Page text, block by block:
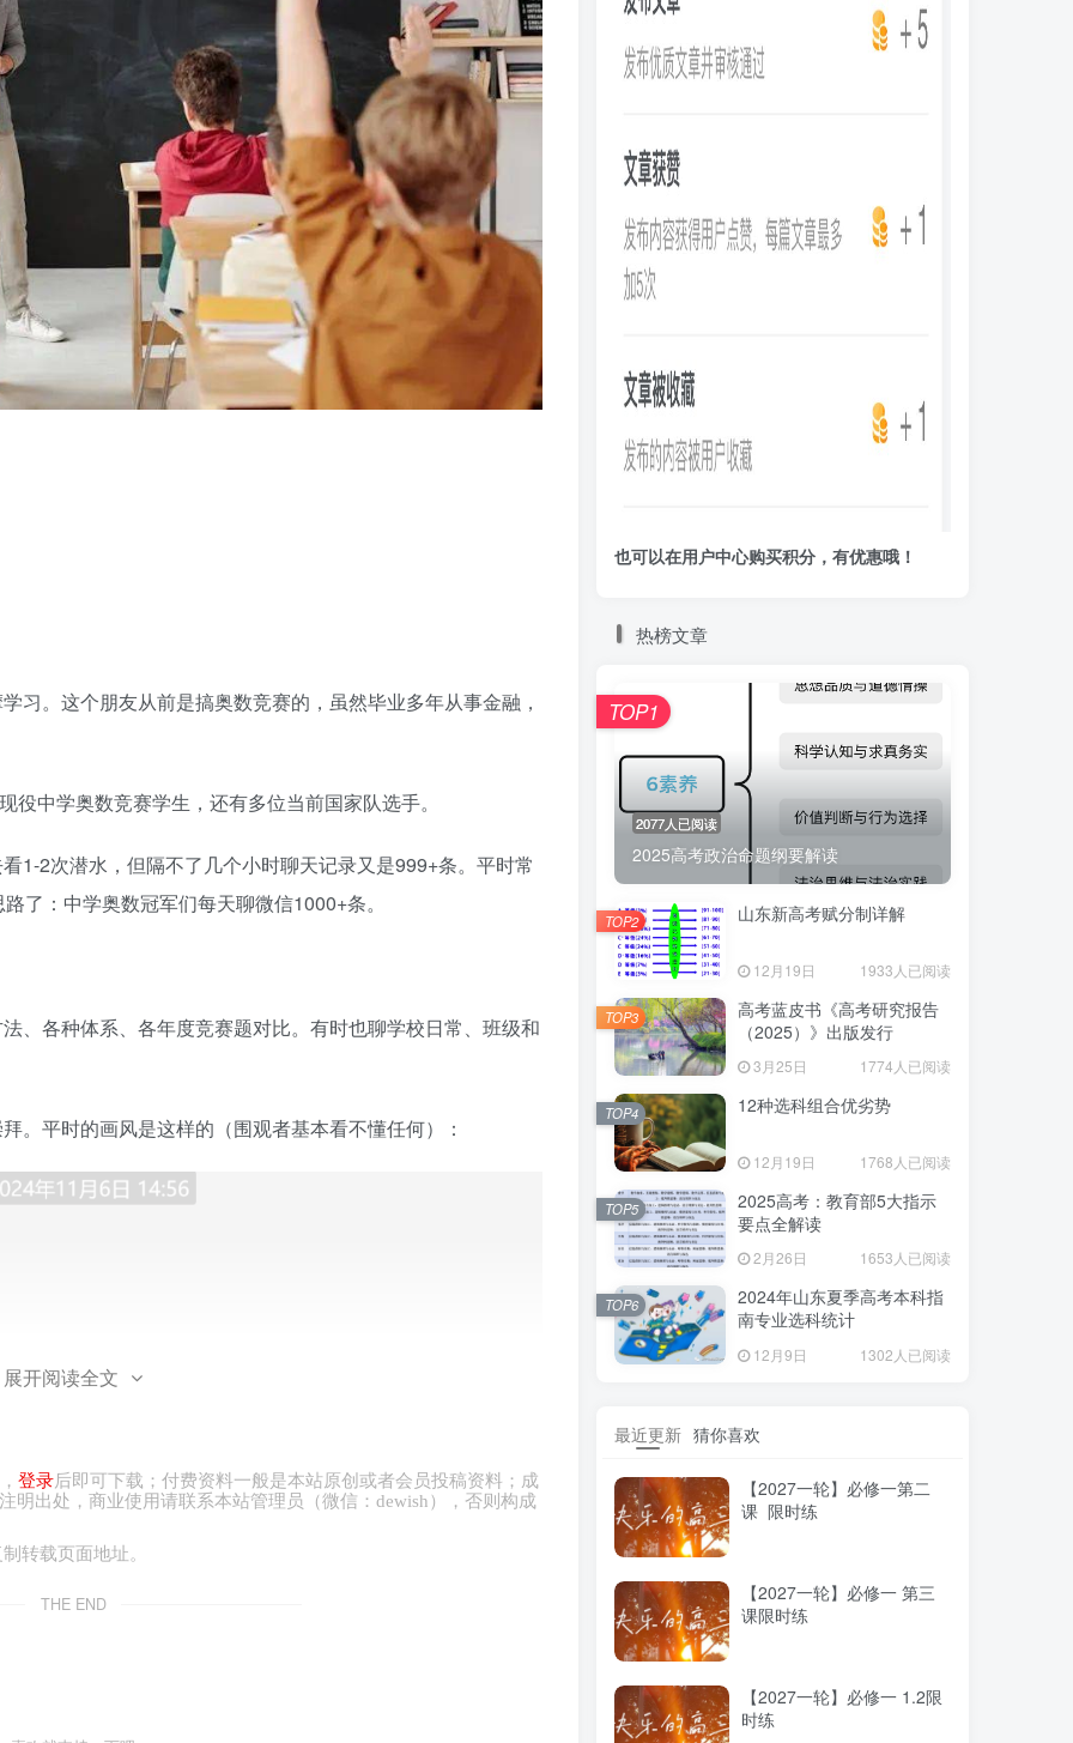
习。这个朋友从前是搞奥数竞赛的，虽然毕业多年从事金融，
中学奥数竞赛学生，还有多位当前国家队选手。
1-2次潜水，但隔不了几个小时聊天记录又是999+条。平时常
了：中学奥数冠军们每天聊微信1000+条。
、各种体系、各年度竞赛题对比。有时也聊学校日常、班级和
。平时的画风是这样的（围观者基本看不懂任何）：
展开阅读全文
登录后即可下载；付费资料一般是本站原创或者会员投稿资料；成
明出处，商业使用请联系本站管理员（微信： dewish ），否则构成
转载页面地址。
THE END
也可以在用户中心购买积分，有优惠哦！
热榜文章
2077人已阅读
2025高考政治命题纲要解读
TOP1
山东新高考赋分制详解
12月19日 1933人已阅读
TOP2
高考蓝皮书《高考研究报告
（2025）》出版发行
3月25日 1774人已阅读
TOP3
12种选科组合优劣势
12月19日 1768人已阅读
TOP4
2025高考：教育部5大指示
要点全解读
2月26日 1653人已阅读
TOP5
2024年山东夏季高考本科指
南专业选科统计
12月9日 1302人已阅读
TOP6
最近更新 猜你喜欢
【2027一轮】必修一第二
课 限时练
【2027一轮】必修一 第三
课限时练
【2027一轮】必修一 1.2限
时练